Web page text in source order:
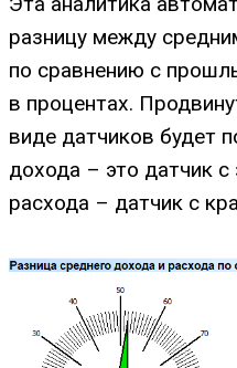
разницу между
по сравнению с
в процентах.
виде датчиков будет
дохода – это датчик с
расхода – датчик с